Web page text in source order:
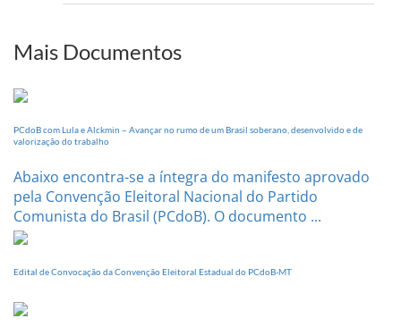
PI
Mais Documentos
PCdoB com Lula e Alckmin – Avançar no rumo de um Brasil soberano, desenvolvido e de
valorização do trabalho
Abaixo encontra-se a íntegra do manifesto aprovado
pela Convenção Eleitoral Nacional do Partido
Comunista do Brasil (PCdoB). O documento ...
Edital de Convocação da Convenção Eleitoral Estadual do PCdoB-MT